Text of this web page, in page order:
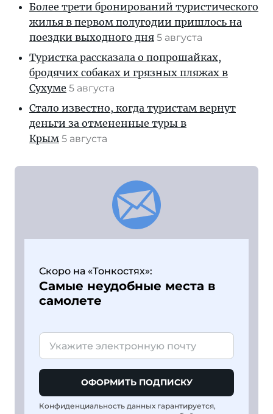
Более трети бронирований туристического
жилья в первом полугодии пришлось на
поездки выходного дня 5 августа
Туристка рассказала о попрошайках,
бродячих собаках и грязных пляжах в
Сухуме 5 августа
Стало известно, когда туристам вернут
деньги за отмененные туры в
Крым 5 августа
Скоро на «Тонкостях»:
Самые неудобные места в
самолете
ОФОРМИТЬ ПОДПИСКУ
Конфиденциальность данных гарантируется,